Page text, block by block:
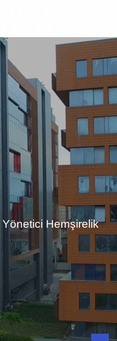
Hemşirelik